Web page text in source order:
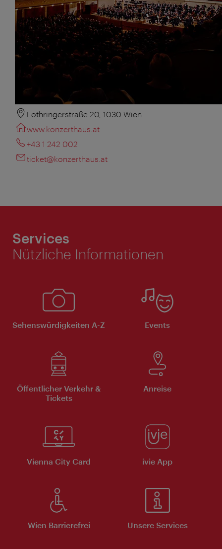
Lothringerstraße 20, 1030 Wien
www.konzerthaus.at
+43 1 242 002
ticket@konzerthaus.at
Services
Nützliche Informationen
Sehenswürdigkeiten A-Z Events
Öffentlicher Verkehr &
Tickets
Anreise
Vienna City Card ivie App
Wien Barrierefrei Unsere Services